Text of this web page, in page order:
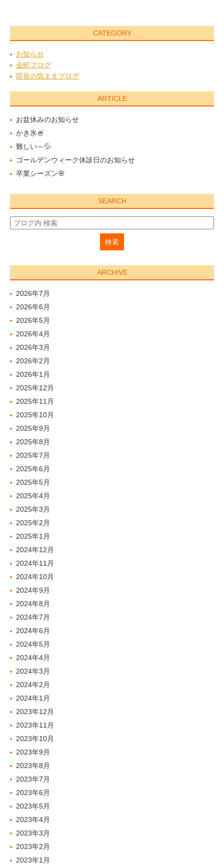
CATEGORY
お知らせ
金町ブログ
院長の気ままブログ
ARTICLE
お盆休みのお知らせ
かき氷🍧
難しい～💦
ゴールデンウィーク休診日のお知らせ
卒業シーズン🌸
SEARCH
ARCHIVE
2026年7月
2026年6月
2026年5月
2026年4月
2026年3月
2026年2月
2026年1月
2025年12月
2025年11月
2025年10月
2025年9月
2025年8月
2025年7月
2025年6月
2025年5月
2025年4月
2025年3月
2025年2月
2025年1月
2024年12月
2024年11月
2024年10月
2024年9月
2024年8月
2024年7月
2024年6月
2024年5月
2024年4月
2024年3月
2024年2月
2024年1月
2023年12月
2023年11月
2023年10月
2023年9月
2023年8月
2023年7月
2023年6月
2023年5月
2023年4月
2023年3月
2023年2月
2023年1月